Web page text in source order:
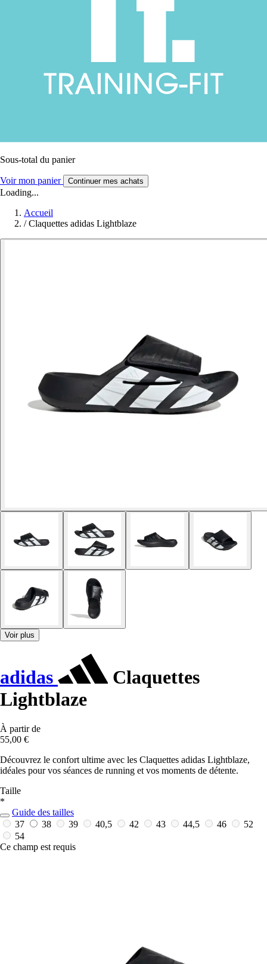
Sous-total du panier
Voir mon panier Continuer mes achats
Loading...
Accueil
/ Claquettes adidas Lightblaze
Voir plus
adidas
Claquettes
Lightblaze
À partir de
55,00 €
Découvrez le confort ultime avec les Claquettes adidas Lightblaze,
idéales pour vos séances de running et vos moments de détente.
Taille
*
Guide des tailles
37
38 39 40,5 42 43 44,5 46
52
54
Ce champ est requis